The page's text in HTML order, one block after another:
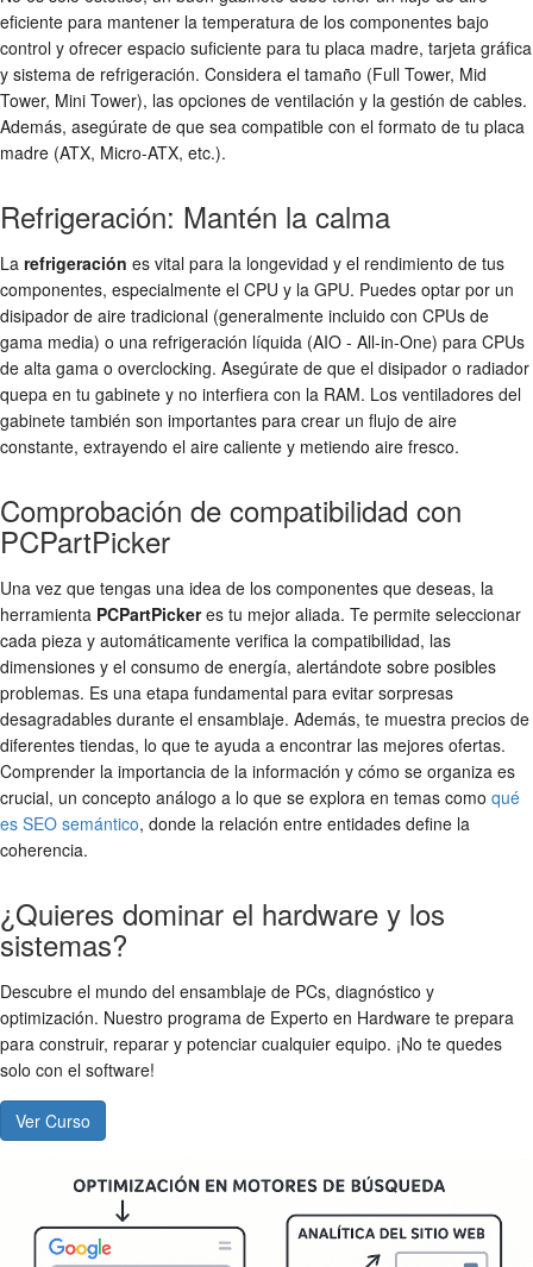
eficiente para mantener la temperatura de los componentes bajo
control y ofrecer espacio suficiente para tu placa madre, tarjeta gráfica
y sistema de refrigeración. Considera el tamaño (Full Tower, Mid
Tower, Mini Tower), las opciones de ventilación y la gestión de cables.
Además, asegúrate de que sea compatible con el formato de tu placa
madre (ATX, Micro-ATX, etc.).
Refrigeración: Mantén la calma
La refrigeración es vital para la longevidad y el rendimiento de tus
componentes, especialmente el CPU y la GPU. Puedes optar por un
disipador de aire tradicional (generalmente incluido con CPUs de
gama media) o una refrigeración líquida (AIO - All-in-One) para CPUs
de alta gama o overclocking. Asegúrate de que el disipador o radiador
quepa en tu gabinete y no interfiera con la RAM. Los ventiladores del
gabinete también son importantes para crear un flujo de aire
constante, extrayendo el aire caliente y metiendo aire fresco.
Comprobación de compatibilidad con
PCPartPicker
Una vez que tengas una idea de los componentes que deseas, la
herramienta PCPartPickeres tu mejor aliada. Te permite seleccionar
cada pieza y automáticamente verifica la compatibilidad, las
dimensiones y el consumo de energía, alertándote sobre posibles
problemas. Es una etapa fundamental para evitar sorpresas
desagradables durante el ensamblaje. Además, te muestra precios de
diferentes tiendas, lo que te ayuda a encontrar las mejores ofertas.
Comprender la importancia de la información y cómo se organiza es
crucial, un concepto análogo a lo que se explora en temas como qué
es SEO semántico, donde la relación entre entidades define la
coherencia.
¿Quieres dominar el hardware y los
sistemas?
Descubre el mundo del ensamblaje de PCs, diagnóstico y
optimización. Nuestro programa de Experto en Hardware te prepara
para construir, reparar y potenciar cualquier equipo. ¡No te quedes
solo con el software!
Ver Curso